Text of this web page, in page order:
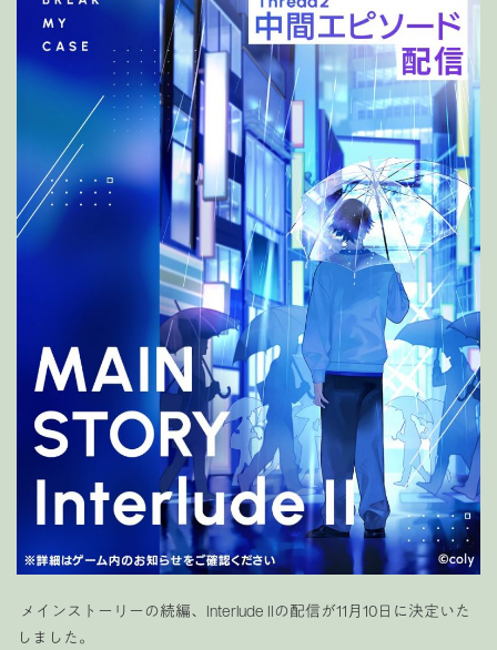
メインストーリーの続編、Interlude IIの配信が11月10日に決定いた
しました。